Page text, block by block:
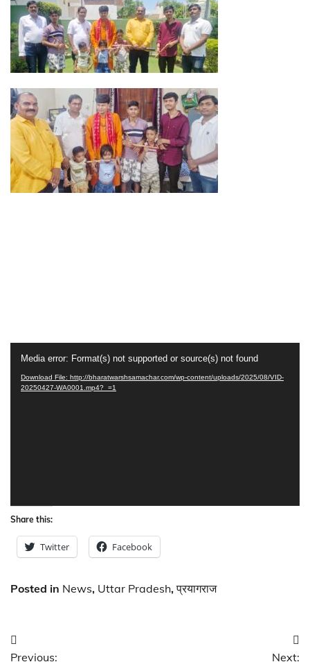
Media error: Format(s) not supported or source(s) not found
Download File: http://bharatwarshsamachar.com/wp-content/uploads/2025/08/VID-
20250427-WA0001.mp4?_=1
Share this:
Twitter Facebook
Posted in News, Uttar Pradesh,प्रयागराज
Post
Previous: Next: